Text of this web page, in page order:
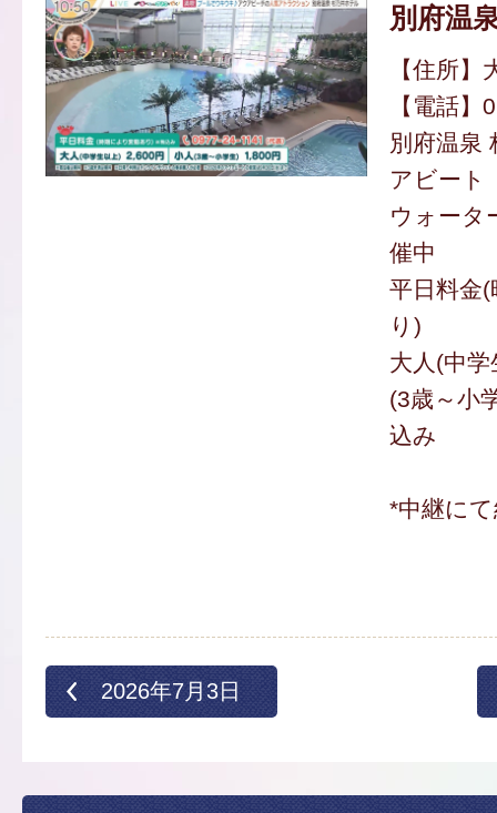
別府温
【住所
【電話
別府温泉
アビート
ウォータ
催中
平日料金
り)
大人(中
(3歳～小
込み
*中継に
2026年7月3日